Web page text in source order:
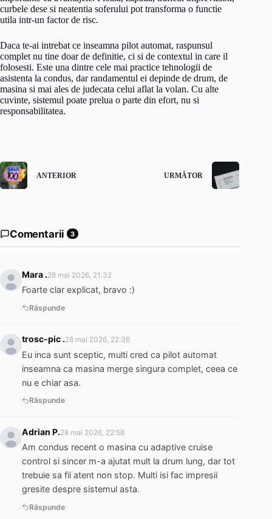
curbele dese si neatentia soferului pot transforma o functie
utila intr-un factor de risc.
Daca te-ai intrebat ce inseamna pilot automat, raspunsul
complet nu tine doar de definitie, ci si de contextul in care il
folosesti. Este una dintre cele mai practice tehnologii de
asistenta la condus, dar randamentul ei depinde de drum, de
masina si mai ales de judecata celui aflat la volan. Cu alte
cuvinte, sistemul poate prelua o parte din efort, nu si
responsabilitatea.
ANTERIOR URMĂTOR
Comentarii 3
Mara .28 mai 2026, 21:32
Foarte clar explicat, bravo :)
Răspunde
trosc-pic .28 mai 2026, 22:36
Eu inca sunt sceptic, multi cred ca pilot automat
inseamna ca masina merge singura complet, ceea ce
nu e chiar asa.
Răspunde
Adrian P.28 mai 2026, 22:58
Am condus recent o masina cu adaptive cruise
control si sincer m-a ajutat mult la drum lung, dar tot
trebuie sa fii atent non stop. Multi isi fac impresii
gresite despre sistemul asta.
Răspunde